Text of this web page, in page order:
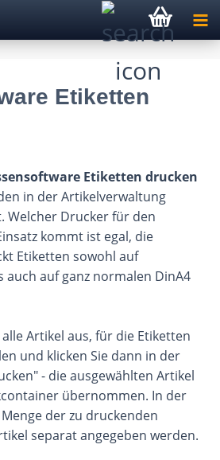
Etiketten
Etiketten drucken
in der Artikelverwaltung
Welcher Drucker für den
kommt ist egal, die
Etiketten sowohl auf
auch auf ganz normalen DinA4
Artikel aus, für die Etiketten
und klicken Sie dann in der
- die ausgewählten Artikel
übernommen. In der
der zu druckenden
separat angegeben werden.